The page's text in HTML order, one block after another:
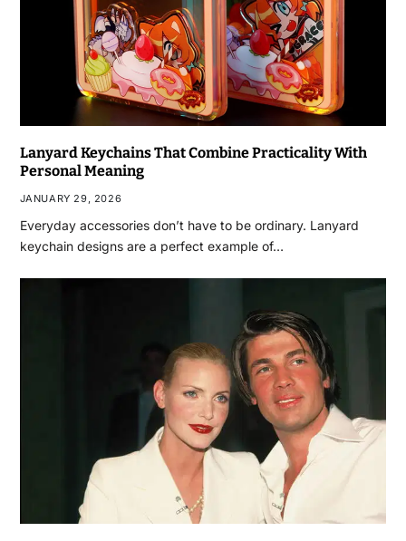
Lanyard Keychains That Combine Practicality With
Personal Meaning
JANUARY 29, 2026
Everyday accessories don’t have to be ordinary. Lanyard
keychain designs are a perfect example of…